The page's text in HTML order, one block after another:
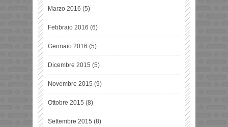
Marzo 2016 (5)
Febbraio 2016 (6)
Gennaio 2016 (5)
Dicembre 2015 (5)
Novembre 2015 (9)
Ottobre 2015 (8)
Settembre 2015 (8)